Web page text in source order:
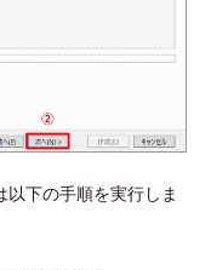
下の手順を実行しま